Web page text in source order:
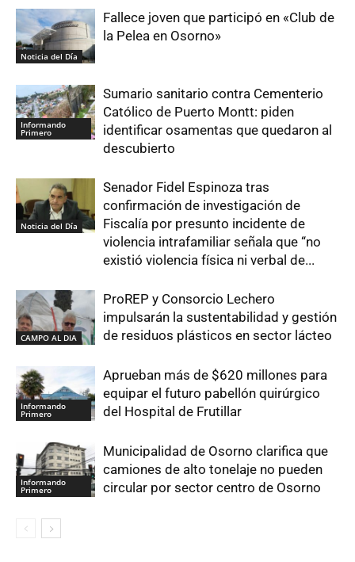
Noticia del Día
Fallece joven que participó en «Club de
la Pelea en Osorno»
Informando
Primero
Sumario sanitario contra Cementerio
Católico de Puerto Montt: piden
identificar osamentas que quedaron al
descubierto
Noticia del Día
Senador Fidel Espinoza tras
confirmación de investigación de
Fiscalía por presunto incidente de
violencia intrafamiliar señala que “no
existió violencia física ni verbal de...
CAMPO AL DIA
ProREP y Consorcio Lechero
impulsarán la sustentabilidad y gestión
de residuos plásticos en sector lácteo
Informando
Primero
Aprueban más de $620 millones para
equipar el futuro pabellón quirúrgico
del Hospital de Frutillar
Informando
Primero
Municipalidad de Osorno clarifica que
camiones de alto tonelaje no pueden
circular por sector centro de Osorno